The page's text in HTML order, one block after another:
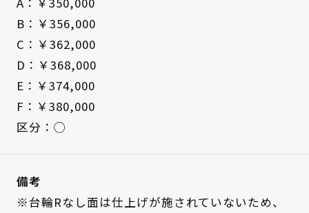
B：￥356,000
C：￥362,000
D：￥368,000
E：￥374,000
F：￥380,000
区分：◯
備考
※台輪Rなし面は仕上げが施されていないため、